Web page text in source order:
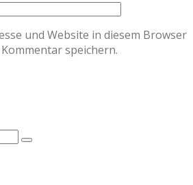
und Website in diesem Browser
speichern.